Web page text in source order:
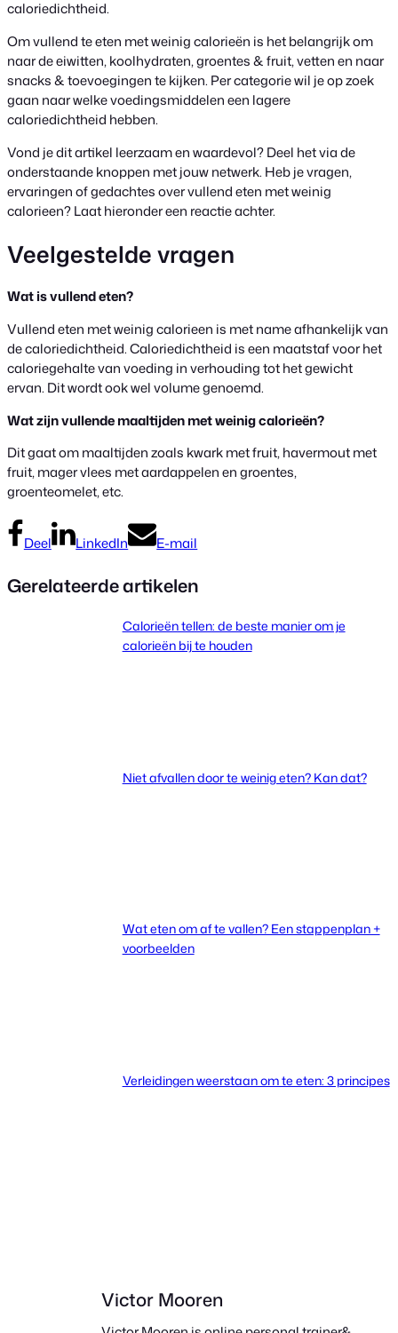
caloriedichtheid.
Om vullend te eten met weinig calorieën is het belangrijk om
naar de eiwitten, koolhydraten, groentes & fruit, vetten en naar
snacks & toevoegingen te kijken. Per categorie wil je op zoek
gaan naar welke voedingsmiddelen een lagere
caloriedichtheid hebben.
Vond je dit artikel leerzaam en waardevol? Deel het via de
onderstaande knoppen met jouw netwerk. Heb je vragen,
ervaringen of gedachtes over vullend eten met weinig
calorieen? Laat hieronder een reactie achter.
Veelgestelde vragen
Wat is vullend eten?
Vullend eten met weinig calorieen is met name afhankelijk van
de caloriedichtheid. Caloriedichtheid is een maatstaf voor het
caloriegehalte van voeding in verhouding tot het gewicht
ervan. Dit wordt ook wel volume genoemd.
Wat zijn vullende maaltijden met weinig calorieën?
Dit gaat om maaltijden zoals kwark met fruit, havermout met
fruit, mager vlees met aardappelen en groentes,
groenteomelet, etc.
Deel LinkedIn E-mail
Gerelateerde artikelen
Calorieën tellen: de beste manier om je
calorieën bij te houden
Niet afvallen door te weinig eten? Kan dat?
Wat eten om af te vallen? Een stappenplan +
voorbeelden
Verleidingen weerstaan om te eten: 3 principes
Victor Mooren